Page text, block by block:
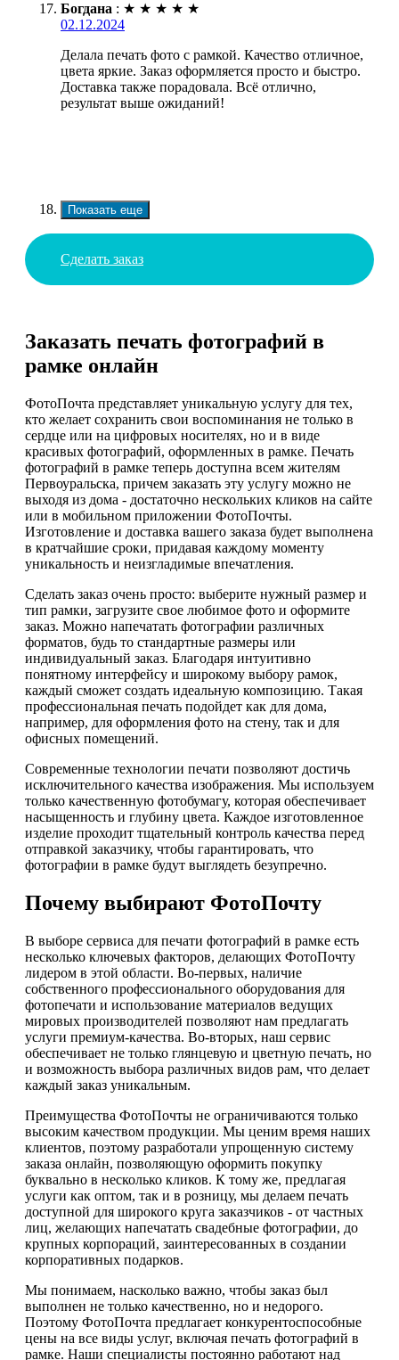
Богдана : ★ ★ ★ ★ ★
02.12.2024
Делала печать фото с рамкой. Качество отличное,
цвета яркие. Заказ оформляется просто и быстро.
Доставка также порадовала. Всё отлично,
результат выше ожиданий!
Показать еще
Сделать заказ
Заказать печать фотографий в
рамке онлайн
ФотоПочта представляет уникальную услугу для тех,
кто желает сохранить свои воспоминания не только в
сердце или на цифровых носителях, но и в виде
красивых фотографий, оформленных в рамке. Печать
фотографий в рамке теперь доступна всем жителям
Первоуральска, причем заказать эту услугу можно не
выходя из дома - достаточно нескольких кликов на сайте
или в мобильном приложении ФотоПочты.
Изготовление и доставка вашего заказа будет выполнена
в кратчайшие сроки, придавая каждому моменту
уникальность и неизгладимые впечатления.
Сделать заказ очень просто: выберите нужный размер и
тип рамки, загрузите свое любимое фото и оформите
заказ. Можно напечатать фотографии различных
форматов, будь то стандартные размеры или
индивидуальный заказ. Благодаря интуитивно
понятному интерфейсу и широкому выбору рамок,
каждый сможет создать идеальную композицию. Такая
профессиональная печать подойдет как для дома,
например, для оформления фото на стену, так и для
офисных помещений.
Современные технологии печати позволяют достичь
исключительного качества изображения. Мы используем
только качественную фотобумагу, которая обеспечивает
насыщенность и глубину цвета. Каждое изготовленное
изделие проходит тщательный контроль качества перед
отправкой заказчику, чтобы гарантировать, что
фотографии в рамке будут выглядеть безупречно.
Почему выбирают ФотоПочту
В выборе сервиса для печати фотографий в рамке есть
несколько ключевых факторов, делающих ФотоПочту
лидером в этой области. Во-первых, наличие
собственного профессионального оборудования для
фотопечати и использование материалов ведущих
мировых производителей позволяют нам предлагать
услуги премиум-качества. Во-вторых, наш сервис
обеспечивает не только глянцевую и цветную печать, но
и возможность выбора различных видов рам, что делает
каждый заказ уникальным.
Преимущества ФотоПочты не ограничиваются только
высоким качеством продукции. Мы ценим время наших
клиентов, поэтому разработали упрощенную систему
заказа онлайн, позволяющую оформить покупку
буквально в несколько кликов. К тому же, предлагая
услуги как оптом, так и в розницу, мы делаем печать
доступной для широкого круга заказчиков - от частных
лиц, желающих напечатать свадебные фотографии, до
крупных корпораций, заинтересованных в создании
корпоративных подарков.
Мы понимаем, насколько важно, чтобы заказ был
выполнен не только качественно, но и недорого.
Поэтому ФотоПочта предлагает конкурентоспособные
цены на все виды услуг, включая печать фотографий в
рамке. Наши специалисты постоянно работают над